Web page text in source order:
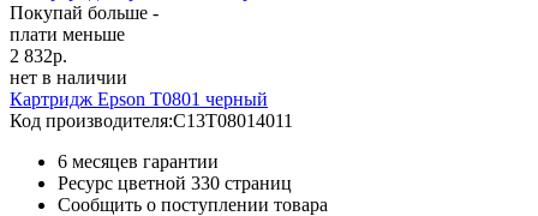
Покупай больше -
плати меньше
2 832р.
нет в наличии
Картридж Epson T0801 черный
Код производителя:C13T08014011
6 месяцев гарантии
Ресурс цветной 330 страниц
Сообщить о поступлении товара